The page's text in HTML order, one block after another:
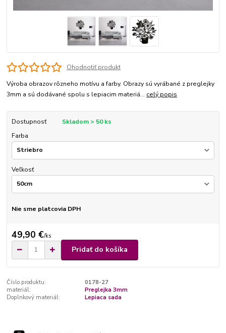
Ohodnotiť produkt
Výroba obrazov rôzneho motívu a farby. Obrazy sú vyrábané z preglejky
3mm a sú dodávané spolu s lepiacim materiá... celý popis
Dostupnosť
Skladom > 50 ks
Farba
Veľkosť
Nie sme platcovia DPH
49,90 €/ks
Pridať do košíka
Číslo produktu:
0178-27
materiál:
Preglejka 3mm
Doplnkový materiál:
Lepiaca sada